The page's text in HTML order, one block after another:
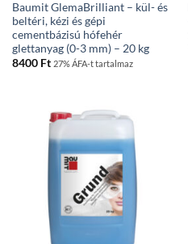
Baumit GlemaBrilliant – kül- és
beltéri, kézi és gépi
cementbázisú hófehér
glettanyag (0-3 mm) – 20 kg
8400 Ft 27% ÁFA-t tartalmaz